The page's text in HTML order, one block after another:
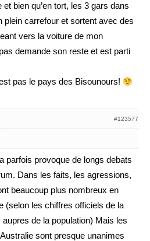
bien qu’en tort, les 3 gars dans
plein carrefour et sortent avec des
vers la voiture de mon
demande son reste et est parti
pas le pays des Bisounours!
#123577
parfois provoque de longs debats
Dans les faits, les agressions,
beaucoup plus nombreux en
(selon les chiffres officiels de la
de la population) Mais les
sont presque unanimes